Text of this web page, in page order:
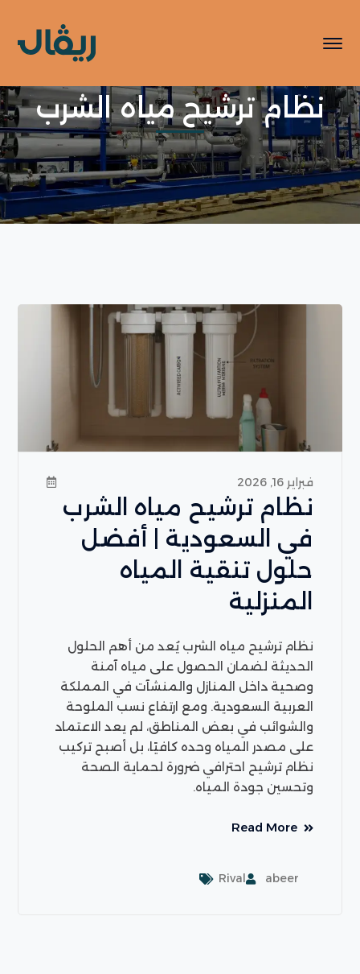
نظام ترشيح مياه الشرب
فبراير 16, 2026
نظام ترشيح مياه الشرب
في السعودية | أفضل
حلول تنقية المياه
المنزلية
نظام ترشيح مياه الشرب يُعد من أهم الحلول
الحديثة لضمان الحصول على مياه آمنة
وصحية داخل المنازل والمنشآت في المملكة
العربية السعودية. ومع ارتفاع نسب الملوحة
والشوائب في بعض المناطق، لم يعد الاعتماد
على مصدر المياه وحده كافيًا، بل أصبح تركيب
نظام ترشيح احترافي ضرورة لحماية الصحة
وتحسين جودة المياه.
Read More
abeer
Rival